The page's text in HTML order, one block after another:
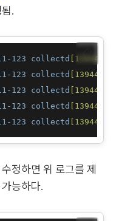
.
123 collectd [13944]
123 collectd [13944]
123 collectd [13944]
123 collectd [13944]
123 collectd [13944]
📋
정하면 위 로그를 제
능하다.